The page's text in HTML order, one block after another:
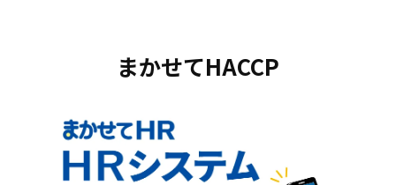
まかせてHACCP